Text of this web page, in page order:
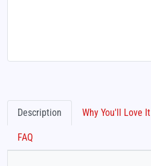
Description Why You'll Love It
FAQ